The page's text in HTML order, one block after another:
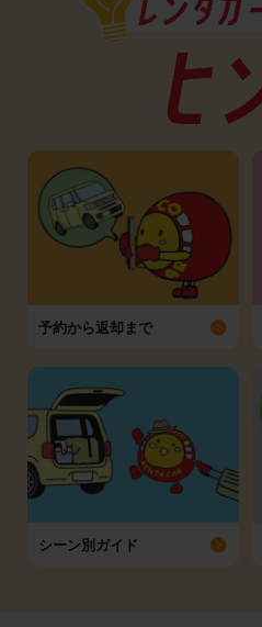
予約から返却まで
シーン別ガイド